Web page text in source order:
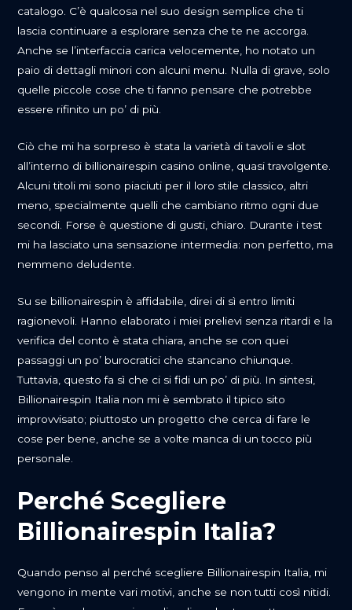
catalogo. C’è qualcosa nel suo design semplice che ti
lascia continuare a esplorare senza che te ne accorga.
Anche se l’interfaccia carica velocemente, ho notato un
paio di dettagli minori con alcuni menu. Nulla di grave, solo
quelle piccole cose che ti fanno pensare che potrebbe
essere rifinito un po’ di più.
Ciò che mi ha sorpreso è stata la varietà di tavoli e slot
all’interno di billionairespin casino online, quasi travolgente.
Alcuni titoli mi sono piaciuti per il loro stile classico, altri
meno, specialmente quelli che cambiano ritmo ogni due
secondi. Forse è questione di gusti, chiaro. Durante i test
mi ha lasciato una sensazione intermedia: non perfetto, ma
nemmeno deludente.
Su se billionairespin è affidabile, direi di sì entro limiti
ragionevoli. Hanno elaborato i miei prelievi senza ritardi e la
verifica del conto è stata chiara, anche se con quei
passaggi un po’ burocratici che stancano chiunque.
Tuttavia, questo fa sì che ci si fidi un po’ di più. In sintesi,
Billionairespin Italia non mi è sembrato il tipico sito
improvvisato; piuttosto un progetto che cerca di fare le
cose per bene, anche se a volte manca di un tocco più
personale.
Perché Scegliere
Billionairespin Italia?
Quando penso al perché scegliere Billionairespin Italia, mi
vengono in mente vari motivi, anche se non tutti così nitidi.